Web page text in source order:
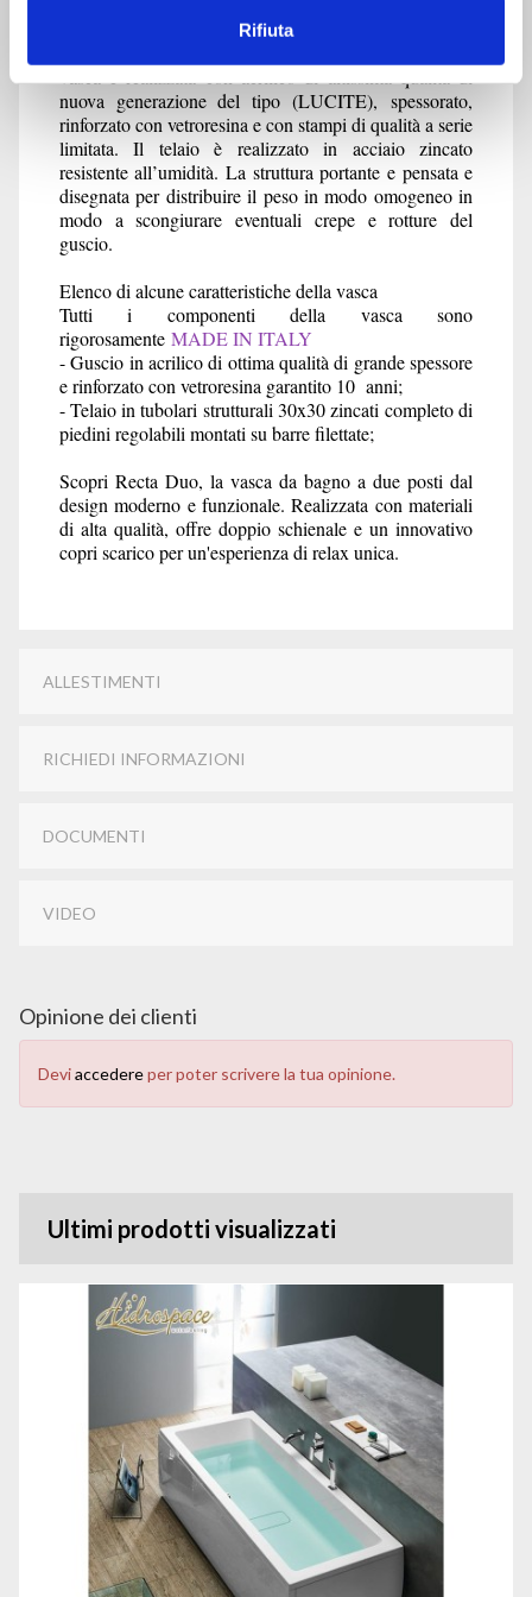
Rifiuta
spessore estetico. Il suo stile minimalistico interpreta
egregiamente i trend contemporanei garantendo al
nuova generazione del tipo (LUCITE), spessorato,
rinforzato con vetroresina e con stampi di qualità a serie
limitata. Il telaio è realizzato in acciaio zincato
resistente all’umidità. La struttura portante e pensata e
disegnata per distribuire il peso in modo omogeneo in
modo a scongiurare eventuali crepe e rotture del
guscio.
Elenco di alcune caratteristiche della vasca
Tutti i componenti della vasca sono
rigorosamente MADE IN ITALY
- Guscio in acrilico di ottima qualità di grande spessore
e rinforzato con vetroresina garantito 10 anni;
- Telaio in tubolari strutturali 30x30 zincati completo di
piedini regolabili montati su barre filettate;
Scopri Recta Duo, la vasca da bagno a due posti dal
design moderno e funzionale. Realizzata con materiali
di alta qualità, offre doppio schienale e un innovativo
copri scarico per un'esperienza di relax unica.
ALLESTIMENTI
RICHIEDI INFORMAZIONI
DOCUMENTI
VIDEO
Opinione dei clienti
Deviaccedereper poter scrivere la tua opinione.
Ultimi prodotti visualizzati